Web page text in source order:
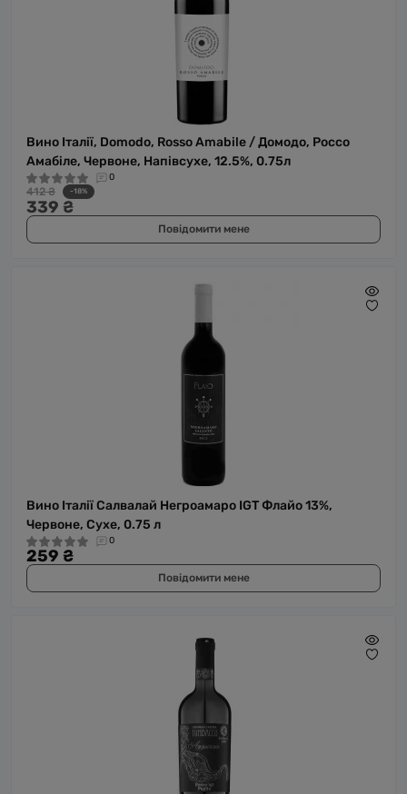
Вино Італії, Domodo, Rosso Amabile / Домодо, Россо
Амабіле, Червоне, Напівсухе, 12.5%, 0.75л
0
412 ₴ -18%
339 ₴
Повідомити мене
Вино Італії Салвалай Негроамаро IGT Флайо 13%,
Червоне, Сухе, 0.75 л
0
259 ₴
Повідомити мене